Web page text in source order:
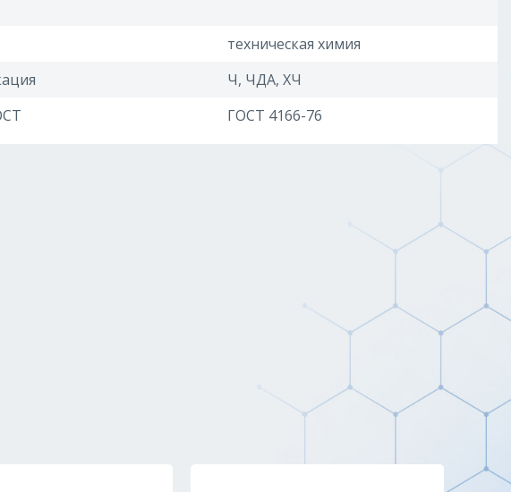
техническая химия
Ч, ЧДА, ХЧ
ГОСТ 4166-76